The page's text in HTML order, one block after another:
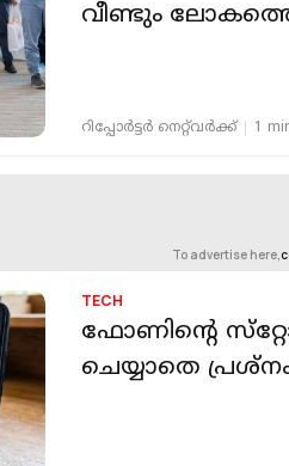
വീണ്ടും
റിപ്പോർട്ടർ നെറ്റ്‌വര്‍ക്ക്‌ 1
To advertise here,
TECH
ഫോണിന്റെ
ചെയ്യാതെ